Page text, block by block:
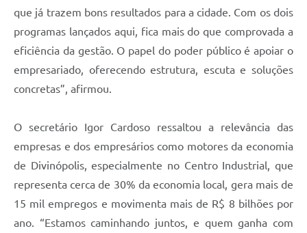
que já trazem bons resultados para a cidade. Com os dois
programas lançados aqui, fica mais do que comprovada a
eficiência da gestão. O papel do poder público é apoiar o
empresariado, oferecendo estrutura, escuta e soluções
concretas”, afirmou.
O secretário Igor Cardoso ressaltou a relevância das
empresas e dos empresários como motores da economia
de Divinópolis, especialmente no Centro Industrial, que
representa cerca de 30% da economia local, gera mais de
15 mil empregos e movimenta mais de R$ 8 bilhões por
ano. “Estamos caminhando juntos, e quem ganha com